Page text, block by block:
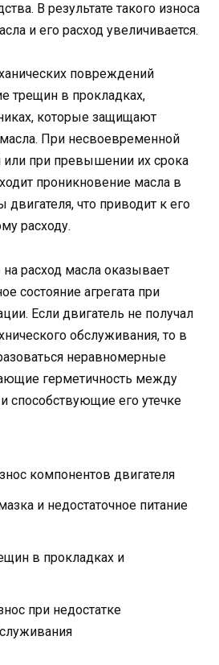
В результате такого износа
и его расход увеличивается.
повреждений
трещин в прокладках,
которые защищают
масла. При несвоевременной
или при превышении их срока
проникновение масла в
что приводит к его
расходу.
расход масла оказывает
состояние агрегата при
Если двигатель не получал
обслуживания, то в
неравномерные
герметичность между
способствующие его утечке
компонентов двигателя
и недостаточное питание
в прокладках и
при недостатке